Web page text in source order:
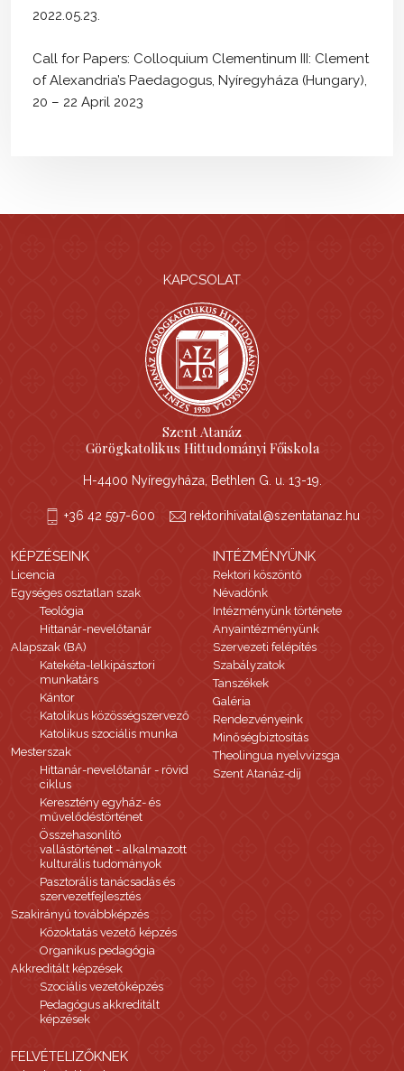
2022.05.23.
Call for Papers: Colloquium Clementinum III: Clement
of Alexandria’s Paedagogus, Nyíregyháza (Hungary),
20 – 22 April 2023
KAPCSOLAT
Szent Atanáz
Görögkatolikus Hittudományi Főiskola
H-4400 Nyíregyháza, Bethlen G. u. 13-19.
+36 42 597-600 rektorihivatal@szentatanaz.hu
KÉPZÉSEINK
Licencia
Egységes osztatlan szak
Teológia
Hittanár-nevelőtanár
Alapszak (BA)
Katekéta-lelkipásztori
munkatárs
Kántor
Katolikus közösségszervező
Katolikus szociális munka
Mesterszak
Hittanár-nevelőtanár - rövid
ciklus
Keresztény egyház- és
művelődéstörténet
Összehasonlító
vallástörténet - alkalmazott
kulturális tudományok
Pasztorális tanácsadás és
szervezetfejlesztés
Szakirányú továbbképzés
Közoktatás vezető képzés
Organikus pedagógia
Akkreditált képzések
Szociális vezetőképzés
Pedagógus akkreditált
képzések
INTÉZMÉNYÜNK
Rektori köszöntő
Névadónk
Intézményünk története
Anyaintézményünk
Szervezeti felépítés
Szabályzatok
Tanszékek
Galéria
Rendezvényeink
Minőségbiztosítás
Theolingua nyelvvizsga
Szent Atanáz-díj
FELVÉTELIZŐKNEK